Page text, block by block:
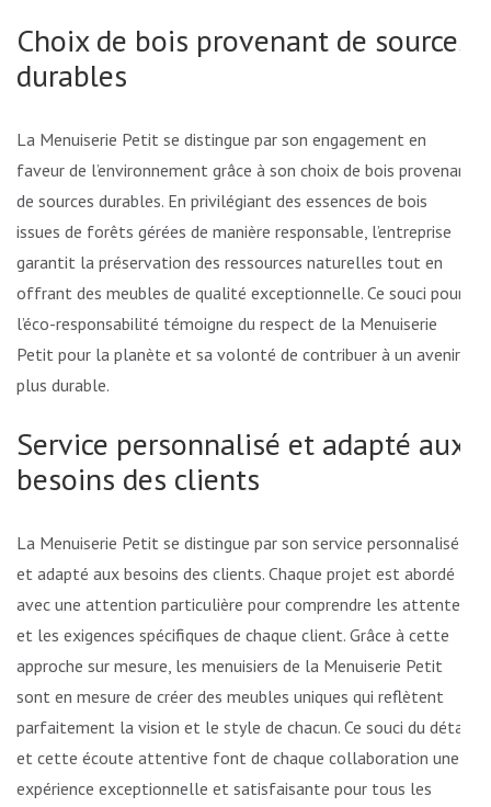
Choix de bois provenant de sources
durables
La Menuiserie Petit se distingue par son engagement en
faveur de l’environnement grâce à son choix de bois provenant
de sources durables. En privilégiant des essences de bois
issues de forêts gérées de manière responsable, l’entreprise
garantit la préservation des ressources naturelles tout en
offrant des meubles de qualité exceptionnelle. Ce souci pour
l’éco-responsabilité témoigne du respect de la Menuiserie
Petit pour la planète et sa volonté de contribuer à un avenir
plus durable.
Service personnalisé et adapté aux
besoins des clients
La Menuiserie Petit se distingue par son service personnalisé
et adapté aux besoins des clients. Chaque projet est abordé
avec une attention particulière pour comprendre les attentes
et les exigences spécifiques de chaque client. Grâce à cette
approche sur mesure, les menuisiers de la Menuiserie Petit
sont en mesure de créer des meubles uniques qui reflètent
parfaitement la vision et le style de chacun. Ce souci du détail
et cette écoute attentive font de chaque collaboration une
expérience exceptionnelle et satisfaisante pour tous les